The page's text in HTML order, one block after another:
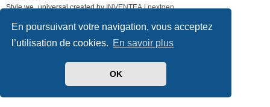
En poursuivant votre navigation, vous acceptez
l’utilisation de cookies. En savoir plus
OK
Style we_universal created byINVENTEA|nextgen